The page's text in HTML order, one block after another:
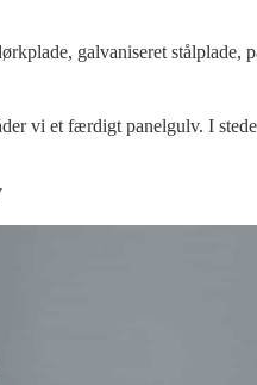
galvaniseret stålplade,
vi et færdigt panelgulv. I